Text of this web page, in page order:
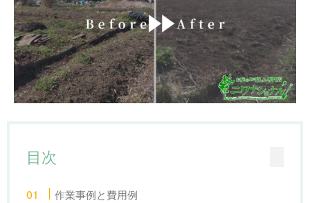
目次
作業事例と費用例